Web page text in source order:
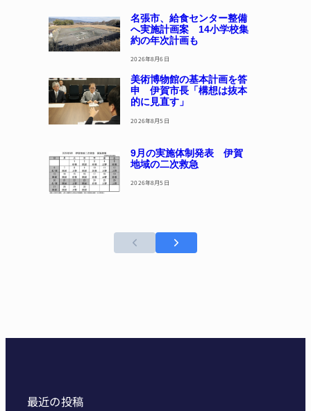
名張市、給食センター整備
へ実施計画案 14小学校集
約の年次計画も
2026年8月6日
美術博物館の基本計画を答
申 伊賀市長「構想は抜本
的に見直す」
2026年8月5日
9月の実施体制発表 伊賀
地域の二次救急
2026年8月5日
最近の投稿